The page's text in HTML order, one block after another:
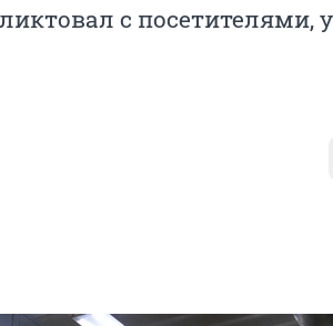
с посетителями,